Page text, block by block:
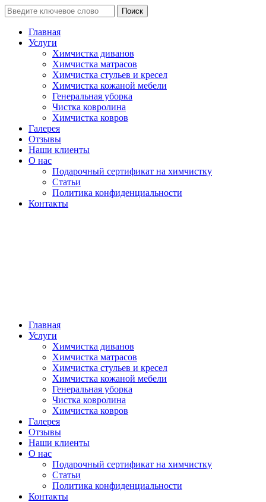
Поиск
Главная
Услуги
Химчистка диванов
Химчистка матрасов
Химчистка стульев и кресел
Химчистка кожаной мебели
Генеральная уборка
Чистка ковролина
Химчистка ковров
Галерея
Отзывы
Наши клиенты
О нас
Подарочный сертификат на химчистку
Статьи
Политика конфиденциальности
Контакты
Главная
Услуги
Химчистка диванов
Химчистка матрасов
Химчистка стульев и кресел
Химчистка кожаной мебели
Генеральная уборка
Чистка ковролина
Химчистка ковров
Галерея
Отзывы
Наши клиенты
О нас
Подарочный сертификат на химчистку
Статьи
Политика конфиденциальности
Контакты